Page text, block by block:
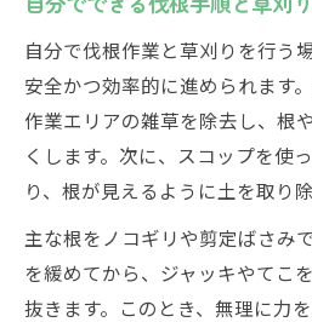
自分で伐根作業と草刈りを行う
安全かつ効率的に進められます
作業エリアの雑草を除去し、根
くします。次に、スコップを使
り、根が見えるように土を取り除
主な根をノコギリや剪定ばさみ
を緩めてから、ジャッキやてこ
抜きます。このとき、無理に力